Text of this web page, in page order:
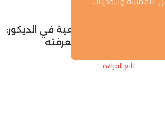
أقمشة مفروشات
الأقمشة الطبيعية في الديكور:
كل ما تحتاج لمعرفته
تابع القراءة